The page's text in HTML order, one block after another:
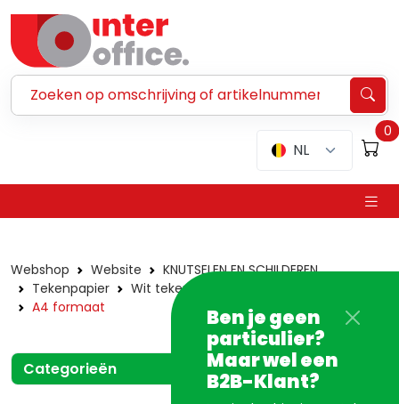
NL
0
Ben je geen
particulier?
Maar wel een
B2B-Klant?
Webshop Website
KNUTSELEN EN SCHILDEREN
Tekenpapier
Wit tekenpapier
A4 formaat
Categorieën